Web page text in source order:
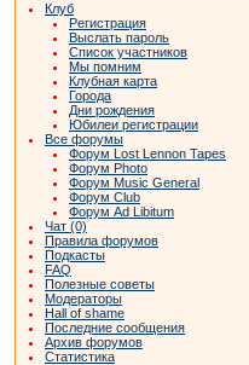
Клуб
Регистрация
Выслать пароль
Список участников
Мы помним
Клубная карта
Города
Дни рождения
Юбилеи регистрации
Все форумы
Форум Lost Lennon Tapes
Форум Photo
Форум Music General
Форум Club
Форум Ad Libitum
Чат (0)
Правила форумов
Подкасты
FAQ
Полезные советы
Модераторы
Hall of shame
Последние сообщения
Архив форумов
Статистика